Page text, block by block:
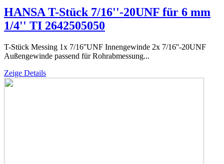
HANSA T-Stück 7/16''-20UNF für 6 mm
1/4'' TI 2642505050
T-Stück Messing 1x 7/16''UNF Innengewinde 2x 7/16''-20UNF
Außengewinde passend für Rohrabmessung...
Zeige Details